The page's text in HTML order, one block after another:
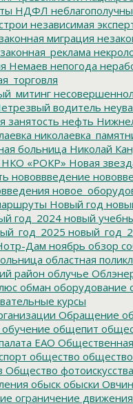
НДФЛ
независимая
миграция
Немаев непогода
водитель
занятость нефть
больница Николай
НКО «РОКР» Новая
нововвведение
Новый год
год_2024 новый
Дам ноябрь обзор
областная
район облучье
обман оборудование
курсы
Обращение
обучение общепит
ЕАО
общество
Общество
обыск обыски
ограничение движения